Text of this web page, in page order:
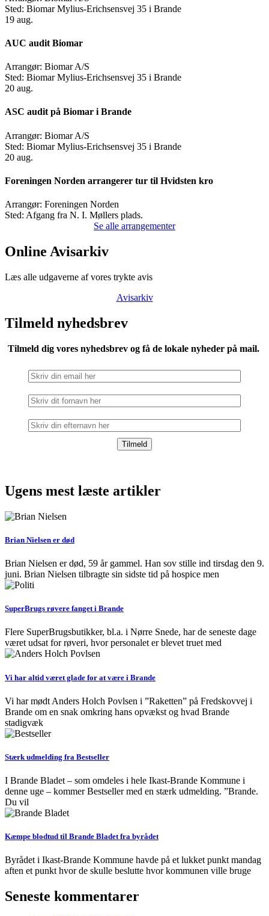
Sted: Biomar Mylius-Erichsensvej 35 i Brande
19 aug.
AUC audit Biomar
Arrangør: Biomar A/S
Sted: Biomar Mylius-Erichsensvej 35 i Brande
20 aug.
ASC audit på Biomar i Brande
Arrangør: Biomar A/S
Sted: Biomar Mylius-Erichsensvej 35 i Brande
20 aug.
Foreningen Norden arrangerer tur til Hvidsten kro
Arrangør: Foreningen Norden
Sted: Afgang fra N. I. Møllers plads.
Se alle arrangementer
Online Avisarkiv
Læs alle udgaverne af vores trykte avis
Avisarkiv
Tilmeld nyhedsbrev
Tilmeld dig vores nyhedsbrev og få de lokale nyheder på mail.
Ugens mest læste artikler
Brian Nielsen er død
Brian Nielsen er død, 59 år gammel. Han sov stille ind tirsdag den 9.
juni. Brian Nielsen tilbragte sin sidste tid på hospice men
SuperBrugs røvere fanget i Brande
Flere SuperBrugsbutikker, bl.a. i Nørre Snede, har de seneste dage
været udsat for røveri, hvor personalet er blevet truet med
Vi har altid været glade for at være i Brande
Vi har mødt Anders Holch Povlsen i ”Raketten” på Fredskovvej i
Brande om en snak omkring hans opvækst og hvad Brande
stadigvæk
Stærk udmelding fra Bestseller
I Brande Bladet – som omdeles i hele Ikast-Brande Kommune i
denne uge – kommer Bestseller med en stærk udmelding. ”Brande.
Du vil
Kæmpe blodtud til Brande Bladet fra byrådet
Byrådet i Ikast-Brande Kommune havde på et lukket punkt mandag
aften et punkt hvor de skulle beslutte hvor kommunen ville bruge
Seneste kommentarer